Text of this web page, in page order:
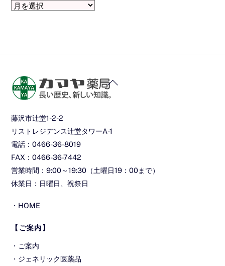
【ア
Back
藤沢市辻堂1-2-2
リストレジデンス辻堂タワーA-1
電話：0466-36-8019
FAX：0466-36-7442
営業時間：9:00～19:30（土曜日19：00まで）
休業日：日曜日、祝祭日
・ HOME
【ご案内】
・ ご案内
・ ジェネリック医薬品